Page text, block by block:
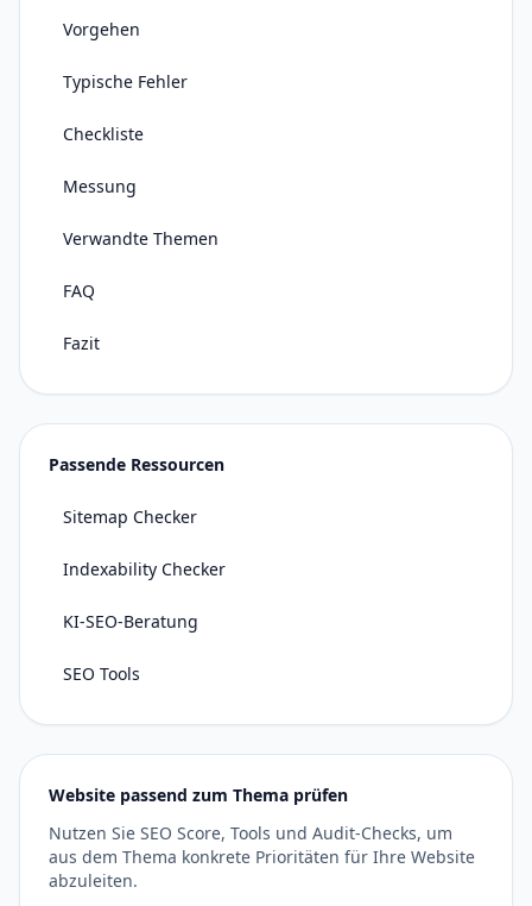
Vorgehen
Typische Fehler
Checkliste
Messung
Verwandte Themen
FAQ
Fazit
Passende Ressourcen
Sitemap Checker
Indexability Checker
KI-SEO-Beratung
SEO Tools
Website passend zum Thema prüfen
Nutzen Sie SEO Score, Tools und Audit-Checks, um
aus dem Thema konkrete Prioritäten für Ihre Website
abzuleiten.